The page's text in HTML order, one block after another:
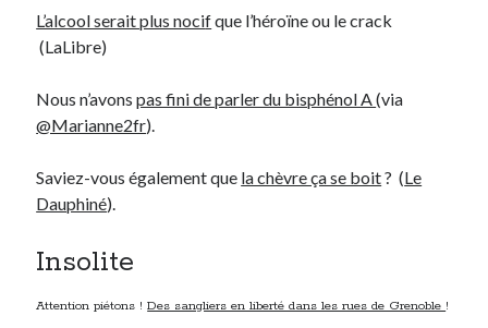
L’alcool serait plus nocifque l’héroïne ou le crack
(LaLibre)
Nous n’avonspas fini de parler du bisphénol A(via
@Marianne2fr).
Saviez-vous également que la chèvre ça se boit? (Le
Dauphiné).
Insolite
Attention piétons !Des sangliers en liberté dans les rues de Grenoble !